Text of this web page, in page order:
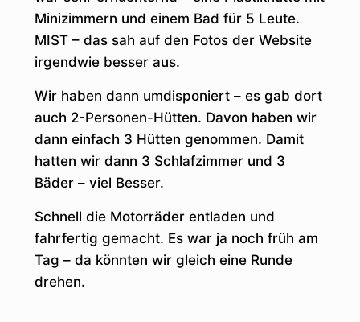
Minizimmern und einem Bad für 5 Leute.
MIST – das sah auf den Fotos der Website
irgendwie besser aus.
Wir haben dann umdisponiert – es gab dort
auch 2-Personen-Hütten. Davon haben wir
dann einfach 3 Hütten genommen. Damit
hatten wir dann 3 Schlafzimmer und 3
Bäder – viel Besser.
Schnell die Motorräder entladen und
fahrfertig gemacht. Es war ja noch früh am
Tag – da könnten wir gleich eine Runde
drehen.